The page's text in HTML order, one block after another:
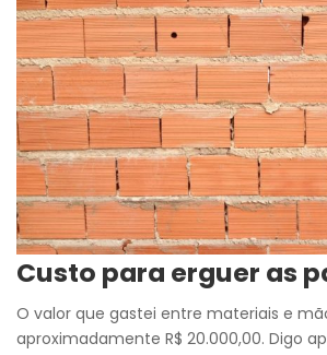
Custo para erguer as
O valor que gastei entre materiais e
aproximadamente R$ 20.000,00. Digo